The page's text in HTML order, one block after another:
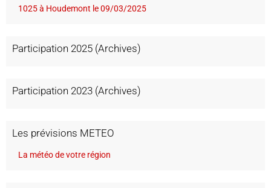
1025 à Houdemont le 09/03/2025
Participation 2025 (Archives)
Participation 2023 (Archives)
Les prévisions METEO
La météo de votre région